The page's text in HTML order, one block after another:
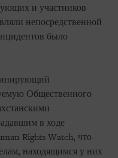
и участников
непосредственной
было
Общественного
в ходе
Rights Watch, что
находящимся у них